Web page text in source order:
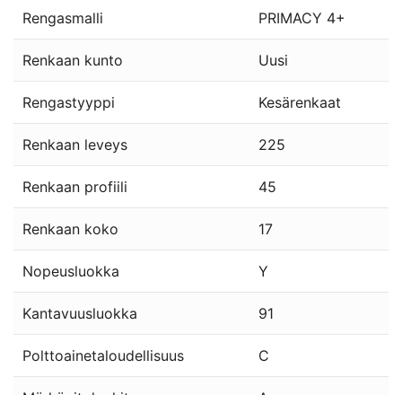
Rengasmalli PRIMACY 4+
Renkaan kunto Uusi
Rengastyyppi Kesärenkaat
Renkaan leveys 225
Renkaan profiili 45
Renkaan koko 17
Nopeusluokka Y
Kantavuusluokka 91
Polttoainetaloudellisuus C